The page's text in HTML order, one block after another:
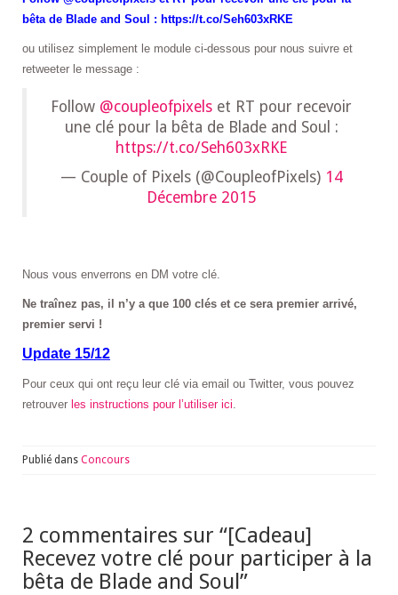
bêta de Blade and Soul : https://t.co/Seh603xRKE
ou utilisez simplement le module ci-dessous pour nous suivre et
retweeter le message :
Follow @coupleofpixels et RT pour recevoir
une clé pour la bêta de Blade and Soul :
https://t.co/Seh603xRKE
— Couple of Pixels (@CoupleofPixels) 14
Décembre 2015
Nous vous enverrons en DM votre clé.
Ne traînez pas, il n’y a que 100 clés et ce sera premier arrivé,
premier servi !
Update 15/12
Pour ceux qui ont reçu leur clé via email ou Twitter, vous pouvez
retrouver les instructions pour l’utiliser ici
Publié dans Concours
2 commentaires sur “[Cadeau]
Recevez votre clé pour participer à la
bêta de Blade and Soul”